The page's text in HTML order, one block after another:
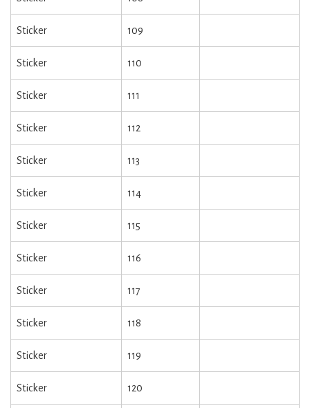
Sticker 109
Sticker 110
Sticker 111
Sticker 112
Sticker 113
Sticker 114
Sticker 115
Sticker 116
Sticker 117
Sticker 118
Sticker 119
Sticker 120